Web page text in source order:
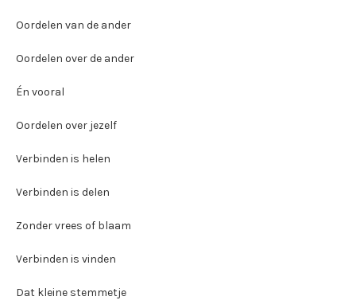
Oordelen van de ander
Oordelen over de ander
Én vooral
Oordelen over jezelf
Verbinden is helen
Verbinden is delen
Zonder vrees of blaam
Verbinden is vinden
Dat kleine stemmetje